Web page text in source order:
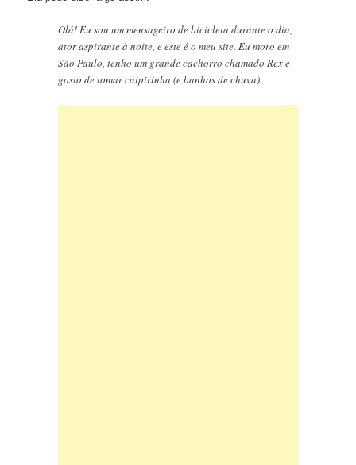
Olá! Eu sou um mensageiro de bicicleta durante o dia,
ator aspirante à noite, e este é o meu site. Eu moro em
São Paulo, tenho um grande cachorro chamado Rex e
gosto de tomar caipirinha (e banhos de chuva).